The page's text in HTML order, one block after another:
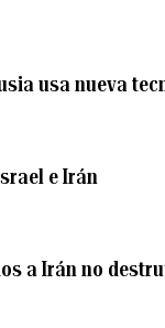
usa nueva
e Irán
a Irán no